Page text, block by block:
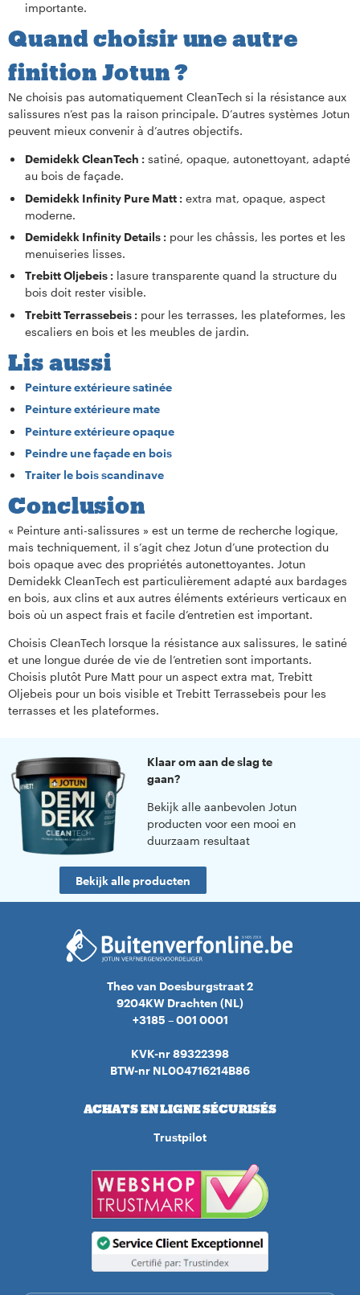
importante.
Quand choisir une autre
finition Jotun ?
Ne choisis pas automatiquement CleanTech si la résistance aux
salissures n’est pas la raison principale. D’autres systèmes Jotun
peuvent mieux convenir à d’autres objectifs.
Demidekk CleanTech :satiné, opaque, autonettoyant, adapté
au bois de façade.
Demidekk Infinity Pure Matt :extra mat, opaque, aspect
moderne.
Demidekk Infinity Details :pour les châssis, les portes et les
menuiseries lisses.
Trebitt Oljebeis :lasure transparente quand la structure du
bois doit rester visible.
Trebitt Terrassebeis :pour les terrasses, les plateformes, les
escaliers en bois et les meubles de jardin.
Lis aussi
Peinture extérieure satinée
Peinture extérieure mate
Peinture extérieure opaque
Peindre une façade en bois
Traiter le bois scandinave
Conclusion
« Peinture anti-salissures » est un terme de recherche logique,
mais techniquement, il s’agit chez Jotun d’une protection du
bois opaque avec des propriétés autonettoyantes. Jotun
Demidekk CleanTech est particulièrement adapté aux bardages
en bois, aux clins et aux autres éléments extérieurs verticaux en
bois où un aspect frais et facile d’entretien est important.
Choisis CleanTech lorsque la résistance aux salissures, le satiné
et une longue durée de vie de l’entretien sont importants.
Choisis plutôt Pure Matt pour un aspect extra mat, Trebitt
Oljebeis pour un bois visible et Trebitt Terrassebeis pour les
terrasses et les plateformes.
Klaar om aan de slag te
gaan?
Bekijk alle aanbevolen Jotun
producten voor een mooi en
duurzaam resultaat
Bekijk alle producten
Theo van Doesburgstraat 2
9204KW Drachten (NL)
+3185 – 001 0001
KVK-nr 89322398
BTW-nr NL004716214B86
ACHATS EN LIGNE SÉCURISÉS
Trustpilot